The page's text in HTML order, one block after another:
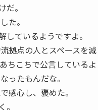
だ。
た。
しているようですよ。
拠点の人とスペースを
ちこちで公言してい
ったもんだな。
感心し、褒めた。